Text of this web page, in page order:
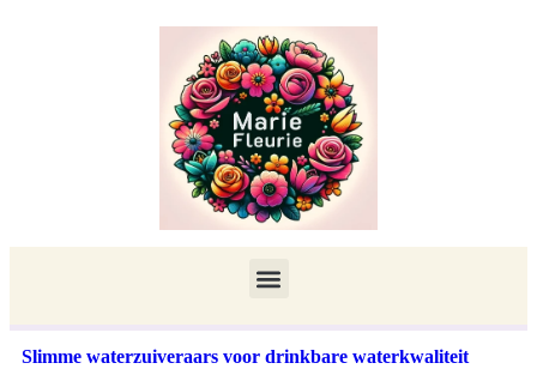
Slimme waterzuiveraars voor drinkbare waterkwaliteit